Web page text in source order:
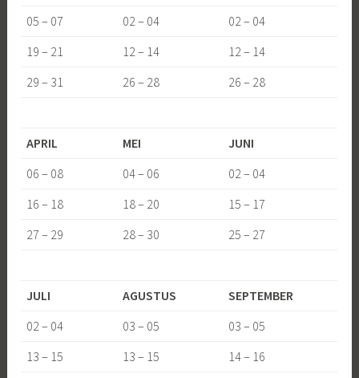
05 – 07
02 – 04
02 – 04
19 – 21
12 – 14
12 – 14
29 – 31
26 – 28 26 – 28
APRIL MEI
JUNI
06 – 08
04 – 06
02 – 04
16 – 18
18 – 20
15 – 17
27 – 29
28 – 30 25 – 27
JULI AGUSTUS
SEPTEMBER
02 – 04
03 – 05
03 – 05
13 – 15
13 – 15
14 – 16